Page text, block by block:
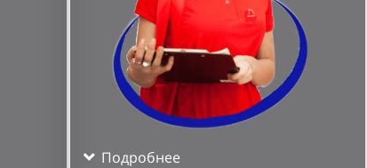
Подробнее